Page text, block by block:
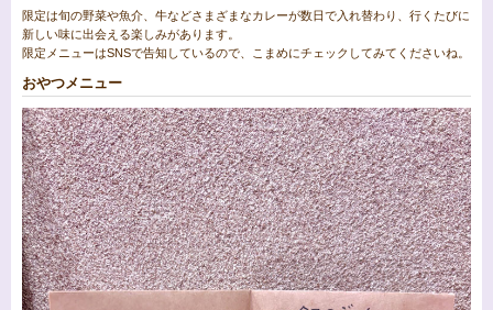
限定は旬の野菜や魚介、牛などさまざまなカレーが数日で入れ替わり、行くたびに
新しい味に出会える楽しみがあります。
限定メニューはSNSで告知しているので、こまめにチェックしてみてくださいね。
おやつメニュー